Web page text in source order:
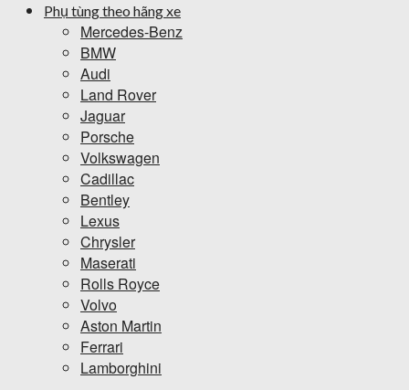
Phụ tùng theo hãng xe
Mercedes-Benz
BMW
Audi
Land Rover
Jaguar
Porsche
Volkswagen
Cadillac
Bentley
Lexus
Chrysler
Maserati
Rolls Royce
Volvo
Aston Martin
Ferrari
Lamborghini